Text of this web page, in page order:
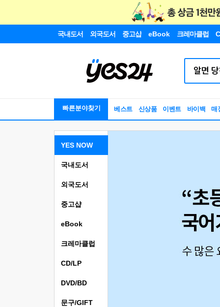
국내도서 외국도서 중고샵 eBook 크레마클럽
빠른분야찾기 베스트 신상품 이벤트 바이백 매
YES NOW
국내도서
외국도서
중고샵
eBook
크레마클럽
CD/LP
DVD/BD
문구/GIFT